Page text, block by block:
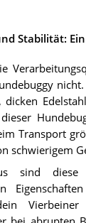
Stabilität:
dicken
Transport
schwierigem
sind